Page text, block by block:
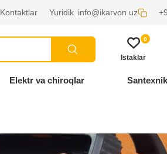
Kontaktlar Yuridik info@ikarvon.uz
0
Istaklar
Elektr va chiroqlar